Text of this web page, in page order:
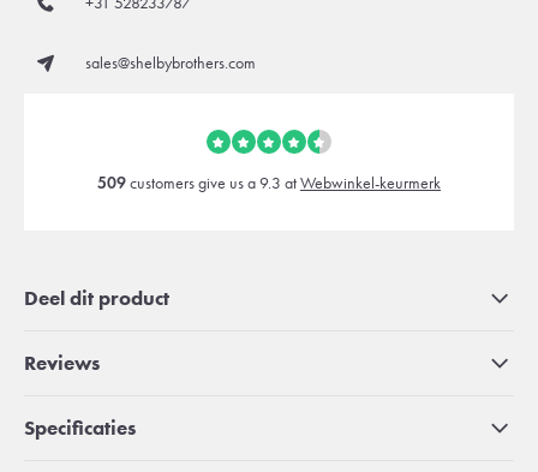
sales@shelbybrothers.com
509customers give us a 9.3 atWebwinkel-keurmerk
Deel dit product
Reviews
Specificaties